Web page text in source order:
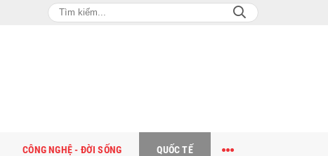
CÔNG NGHỆ - ĐỜI SỐNG QUỐC TẾ